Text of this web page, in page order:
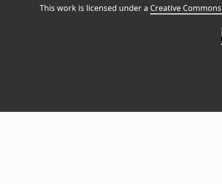
This work is licensed under a Creative